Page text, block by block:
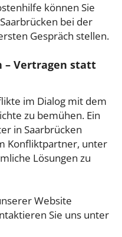
können Sie
bei der
Gespräch stellen.
– Vertragen statt
im Dialog mit dem
zu bemühen. Ein
in Saarbrücken
Konfliktpartner, unter
Lösungen zu
Website
Sie uns unter